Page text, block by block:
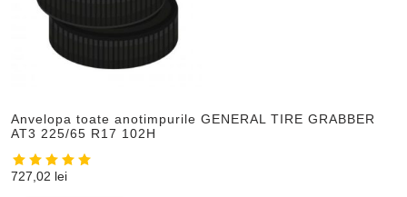
Anvelopa toate anotimpurile GENERAL TIRE GRABBER
AT3 225/65 R17 102H
727,02 lei